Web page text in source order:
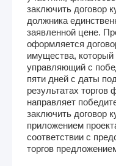
заключить договор
должника
заявленной цене.
оформляется
имущества,
управляющий с
пяти дней с даты
результатах
направляет
заключить договор
приложением
соответствии с
торгов